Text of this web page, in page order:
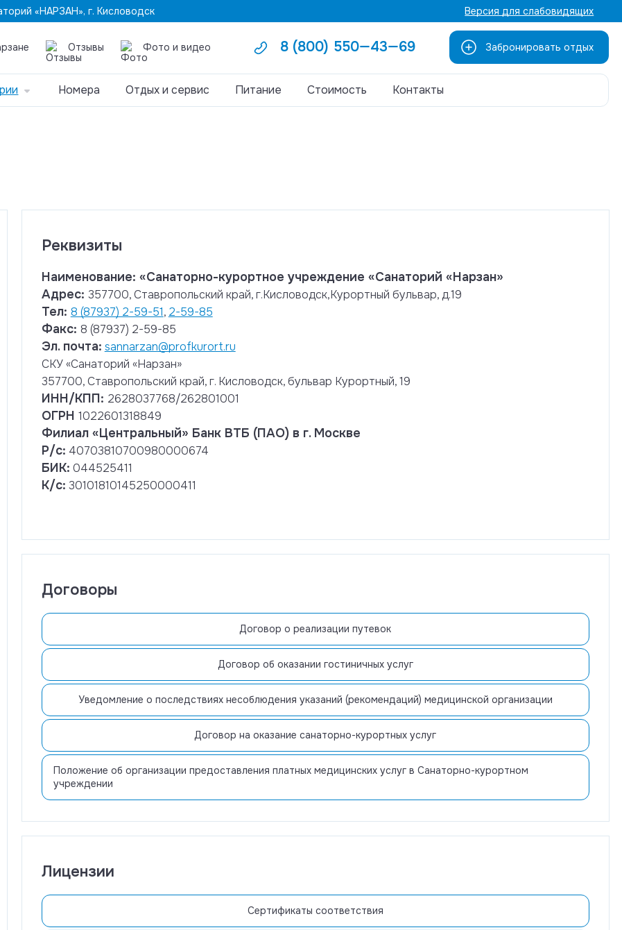
«НАРЗАН», г. Кисловодск Версия для слабовидящих
Отзывы Фото и видео 8 (800) 550—43—69 Забронировать отдых
Номера Отдых и сервис Питание Стоимость Контакты
Реквизиты
Наименование: «Санаторно-курортное учреждение «Санаторий «Нарзан»
Адрес: 357700, Ставропольский край, г.Кисловодск,Курортный бульвар, д.19
Тел: 8 (87937) 2-59-51, 2-59-85
Факс: 8 (87937) 2-59-85
Эл. почта: sannarzan@profkurort.ru
СКУ «Санаторий «Нарзан»
357700, Ставропольский край, г. Кисловодск, бульвар Курортный, 19
ИНН/КПП: 2628037768/262801001
ОГРН 1022601318849
Филиал «Центральный» Банк ВТБ (ПАО) в г. Москве
Р/с: 40703810700980000674
БИК: 044525411
К/с: 30101810145250000411
Договоры
Договор о реализации путевок
Договор об оказании гостиничных услуг
Уведомление о последствиях несоблюдения указаний (рекомендаций) медицинской организации
Договор на оказание санаторно-курортных услуг
Положение об организации предоставления платных медицинских услуг в Санаторно-курортном
учреждении
Лицензии
Сертификаты соответствия